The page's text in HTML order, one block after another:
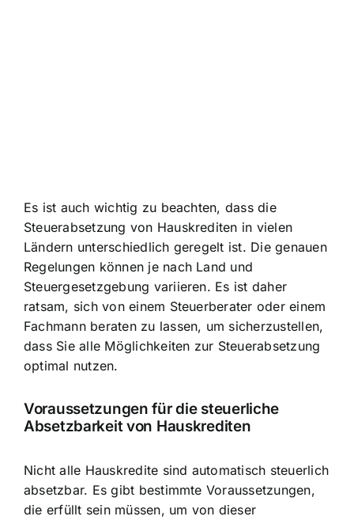
Es ist auch wichtig zu beachten, dass die
Steuerabsetzung von Hauskrediten in vielen
Ländern unterschiedlich geregelt ist. Die genauen
Regelungen können je nach Land und
Steuergesetzgebung variieren. Es ist daher
ratsam, sich von einem Steuerberater oder einem
Fachmann beraten zu lassen, um sicherzustellen,
dass Sie alle Möglichkeiten zur Steuerabsetzung
optimal nutzen.
Voraussetzungen für die steuerliche
Absetzbarkeit von Hauskrediten
Nicht alle Hauskredite sind automatisch steuerlich
absetzbar. Es gibt bestimmte Voraussetzungen,
die erfüllt sein müssen, um von dieser